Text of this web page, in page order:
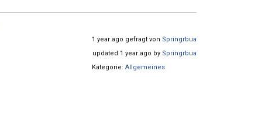
1 year ago gefragt von Springrbua
updated 1 year ago by Springrbua
Kategorie: Allgemeines